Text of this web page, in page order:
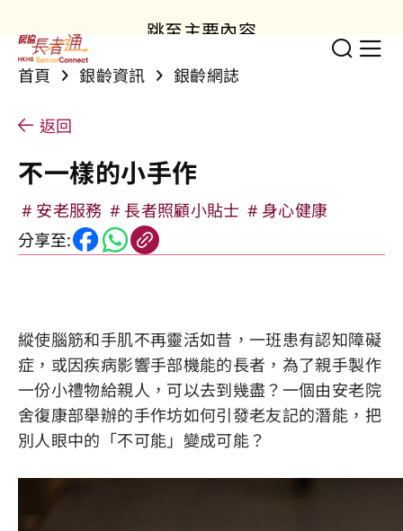
跳至主要內容
切換
顯
首頁 銀齡資訊 銀齡網誌
返回
不一樣的小手作
安老服務 長者照顧小貼士
身心健康
分享至:
縱使腦筋和手肌不再靈活如昔，一班患有認知障礙
症，或因疾病影響手部機能的長者，為了親手製作
一份小禮物給親人，可以去到幾盡？一個由安老院
舍復康部舉辦的手作坊如何引發老友記的潛能，把
別人眼中的「不可能」變成可能？